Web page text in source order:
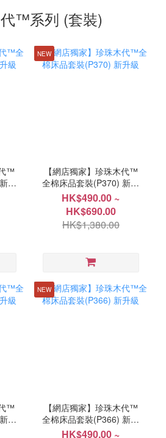
™系列 (套裝)
™
升
NEW
【網店獨家】珍珠木代™
全棉床品套裝(P370) 新升
級
HK$490.00 ~
HK$690.00
HK$1,380.00
™
升
NEW
【網店獨家】珍珠木代™
全棉床品套裝(P366) 新升
級
HK$490.00 ~